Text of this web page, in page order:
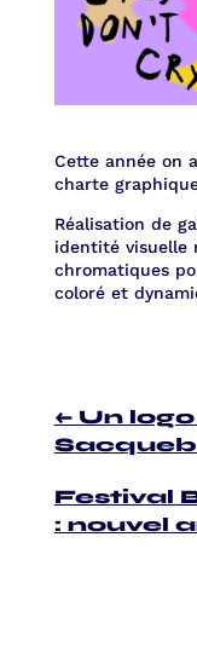
Cette année on
charte
Réalisation de
identité visuelle
chromatiques
coloré et
← Un
Festival
: nouvel